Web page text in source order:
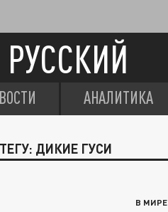
АНАЛИТИКА
ДИКИЕ ГУСИ
В МИРЕ